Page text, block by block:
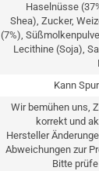
Haselnüsse
Shea), Zucker,
(7%),
Lecithine (Soja),
Kann
Wir bemühen uns,
korrekt und
Hersteller
Abweichungen zur
Bitte